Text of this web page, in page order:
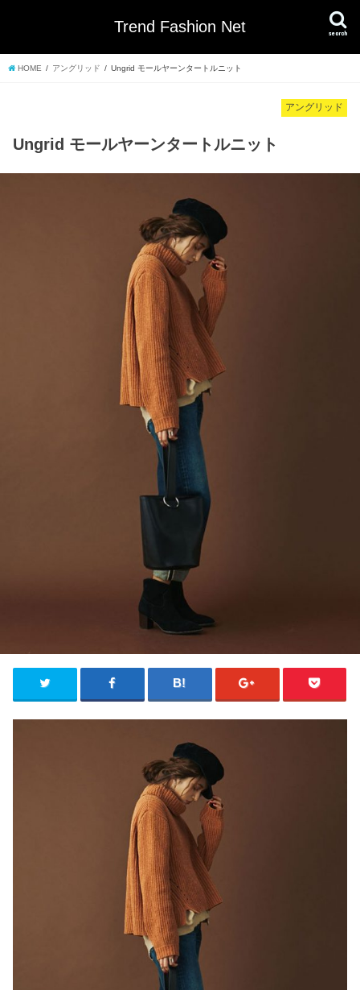
Trend Fashion Net search
HOME アングリッド Ungrid モールヤーンタートルニット
アングリッド
Ungrid モールヤーンタートルニット